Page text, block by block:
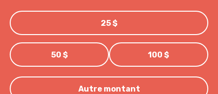
25 $
50 $ 100 $
Autre montant